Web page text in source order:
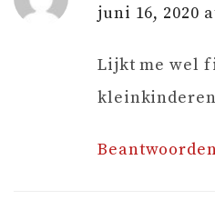
juni 16, 2020
Lijkt me wel